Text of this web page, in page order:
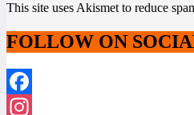
This site uses Akismet to reduce
FOLLOW ON
Facebook